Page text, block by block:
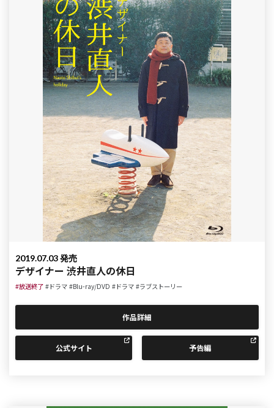
2019.07.03 発売
デザイナー 渋井直人の休日
#放送終了 #ドラマ #Blu-ray/DVD #ドラマ #ラブストーリー
作品詳細
公式サイト 予告編